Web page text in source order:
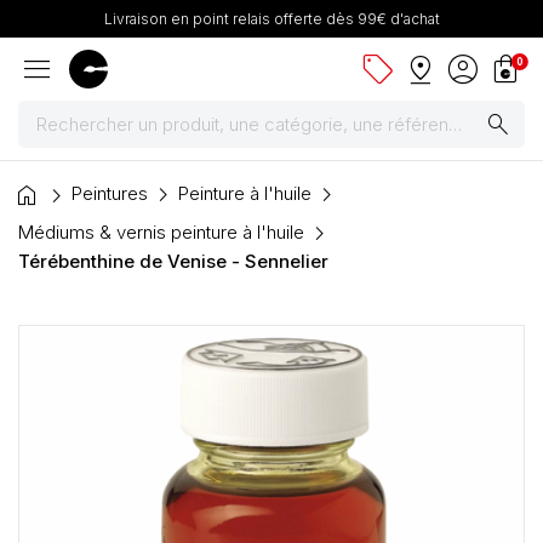
Livraison en point relais offerte dès 99€ d'achat
menu sell pin_drop account_circle shopping_bag
0
search
Peintures
Pinceaux & fournitures
Dessin & arts graphiques
Cartons mousse & plume
home Peintures
Peinture à l'huile
Médiums & vernis peinture à l'huile
Térébenthine de Venise - Sennelier